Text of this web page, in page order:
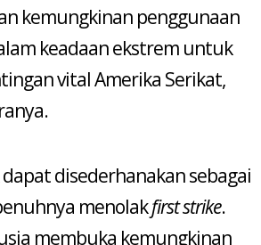
kemungkinan penggunaan
keadaan ekstrem untuk
vital Amerika Serikat,
disederhanakan sebagai
menolakfirst strike.
membuka kemungkinan